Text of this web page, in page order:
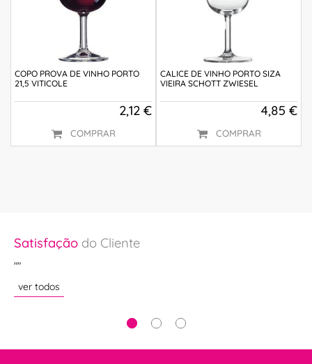
COPO PROVA DE VINHO PORTO
21,5 VITICOLE
2,12 €
COMPRAR
CALICE DE VINHO PORTO SIZA
VIEIRA SCHOTT ZWIESEL
4,85 €
COMPRAR
Satisfação do Cliente
""
ver todos